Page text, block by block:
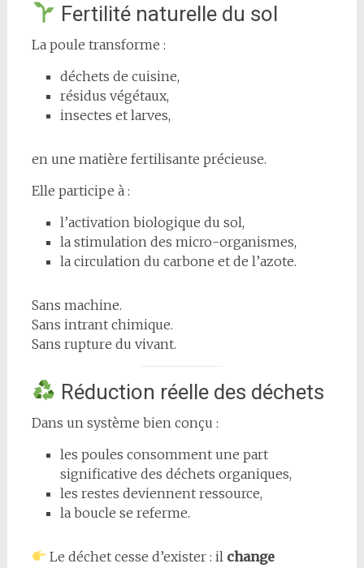
Fertilité naturelle du sol
La poule transforme :
déchets de cuisine,
résidus végétaux,
insectes et larves,
en une matière fertilisante précieuse.
Elle participe à :
l’activation biologique du sol,
la stimulation des micro-organismes,
la circulation du carbone et de l’azote.
Sans machine.
Sans intrant chimique.
Sans rupture du vivant.
Réduction réelle des déchets
Dans un système bien conçu :
les poules consomment une part
significative des déchets organiques,
les restes deviennent ressource,
la boucle se referme.
Le déchet cesse d’exister : il change